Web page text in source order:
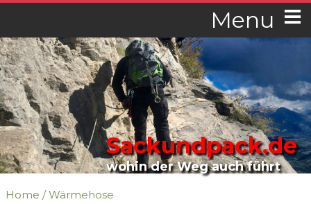
Menu
Sackundpack.de
wohin der Weg auch führt
Home /Wärmehose